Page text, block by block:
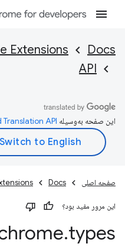
Docs
Extensions
API
این صفحه به‌وسیله
صفحه اصلی Docs
این مرور مفید بود؟
.types